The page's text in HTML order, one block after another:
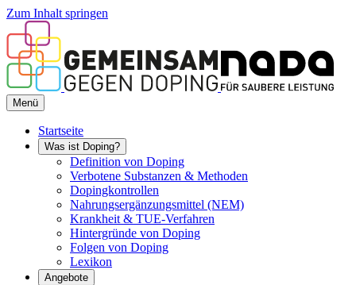
Zum Inhalt springen
Menü
Startseite
Was ist Doping?
Definition von Doping
Verbotene Substanzen & Methoden
Dopingkontrollen
Nahrungsergänzungsmittel (NEM)
Krankheit & TUE-Verfahren
Hintergründe von Doping
Folgen von Doping
Lexikon
Angebote